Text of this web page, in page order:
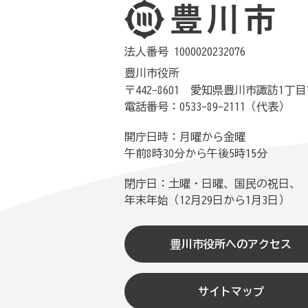
法人番号 1000020232076
豊川市役所
〒442-8601 愛知県豊川市諏訪1丁目
電話番号：0533-89-2111（代表）
開庁日時：月曜から金曜
午前8時30分から午後5時15分
閉庁日：土曜・日曜、国民の祝日、
年末年始（12月29日から1月3日）
豊川市役所へのアクセス
サイトマップ